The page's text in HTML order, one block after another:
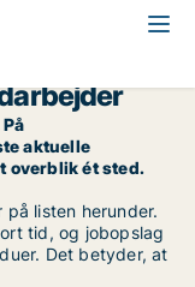
aktuelle
overblik ét sted.
listen herunder.
tid, og jobopslag
Det betyder, at